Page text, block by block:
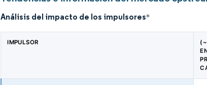
Análisis del impacto de los impulsores*
IMPULSOR